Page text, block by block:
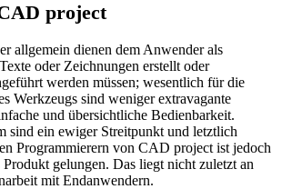
project
allgemein dienen dem Anwender als
oder Zeichnungen erstellt oder
werden müssen; wesentlich für die
Werkzeugs sind weniger extravagante
und übersichtliche Bedienbarkeit.
sind ein ewiger Streitpunkt und letztlich
Programmierern von CAD project ist jedoch
gelungen. Das liegt nicht zuletzt an
mit Endanwendern.